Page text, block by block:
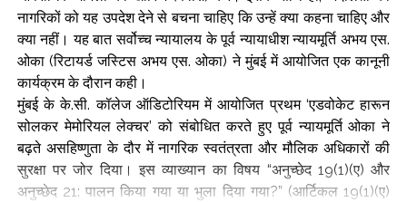
नागरिकों को यह उपदेश देने से बचना चाहिए कि उन्हें क्या कहना चाहिए और
क्या नहीं। यह बात सर्वोच्च न्यायालय के पूर्व न्यायाधीश न्यायमूर्ति अभय एस.
ओका (रिटायर्ड जस्टिस अभय एस. ओका) ने मुंबई में आयोजित एक कानूनी
कार्यक्रम के दौरान कही।
मुंबई के के.सी. कॉलेज ऑडिटोरियम में आयोजित प्रथम ‘एडवोकेट हारून
सोलकर मेमोरियल लेक्चर’ को संबोधित करते हुए पूर्व न्यायमूर्ति ओका ने
बढ़ते असहिष्णुता के दौर में नागरिक स्वतंत्रता और मौलिक अधिकारों की
सुरक्षा पर जोर दिया। इस व्याख्यान का विषय “अनुच्छेद 19(1)(ए) और
अनुच्छेद 21: पालन किया गया या भुला दिया गया?” (आर्टिकल 19(1)(ए)